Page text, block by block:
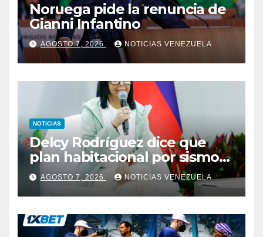
Noruega pide la renuncia de
Gianni Infantino
AGOSTO 7, 2026 NOTICIAS VENEZUELA
NOTICIAS
Delcy Rodríguez dice que
plan habitacional por sismos
ha beneficiado a unas 2.000
personas en una semana
AGOSTO 7, 2026 NOTICIAS VENEZUELA